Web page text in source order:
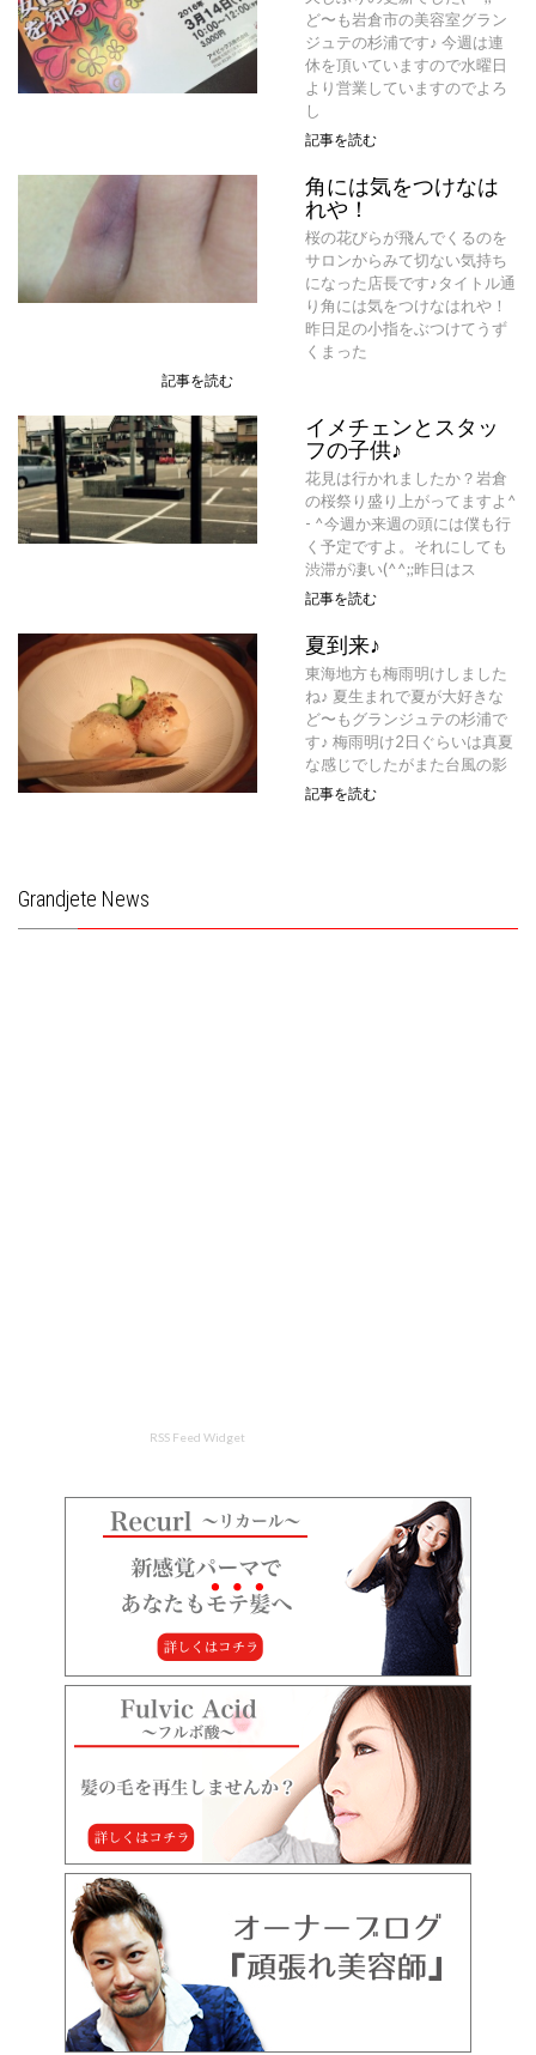
ど〜も岩倉市の美容室グラン
ジュテの杉浦です♪ 今週は連
休を頂いていますので水曜日
より営業していますのでよろ
し
記事を読む
角には気をつけなは
れや！
桜の花びらが飛んでくるのを
サロンからみて切ない気持ち
になった店長です♪タイトル通
り角には気をつけなはれや！
昨日足の小指をぶつけてうず
くまった
記事を読む
イメチェンとスタッ
フの子供♪
花見は行かれましたか？岩倉
の桜祭り盛り上がってますよ^
- ^今週か来週の頭には僕も行
く予定ですよ。それにしても
渋滞が凄い(^^;;昨日はス
記事を読む
夏到来♪
東海地方も梅雨明けしました
ね♪ 夏生まれで夏が大好きな
ど〜もグランジュテの杉浦で
す♪ 梅雨明け2日ぐらいは真夏
な感じでしたがまた台風の影
記事を読む
Grandjete News
RSS Feed Widget